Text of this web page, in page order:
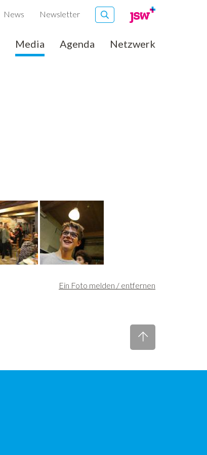
News Newsletter
Media Agenda Netzwerk
Ein Foto melden / entfernen